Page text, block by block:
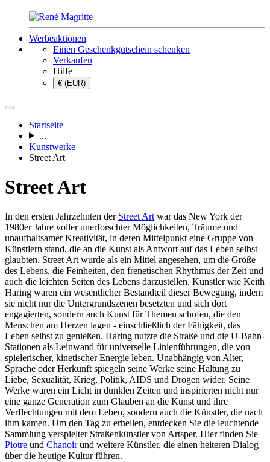
Werbeaktionen
Einen Geschenkgutschein schenken
Verkaufen
Hilfe
€ (EUR)
Startseite
...
Kunstwerke
Street Art
Street Art
In den ersten Jahrzehnten der Street Artwar das New York der
1980er Jahre voller unerforschter Möglichkeiten, Träume und
unaufhaltsamer Kreativität, in deren Mittelpunkt eine Gruppe von
Künstlern stand, die an die Kunst als Antwort auf das Leben selbst
glaubten. Street Art wurde als ein Mittel angesehen, um die Größe
des Lebens, die Feinheiten, den frenetischen Rhythmus der Zeit und
auch die leichten Seiten des Lebens darzustellen. Künstler wie Keith
Haring waren ein wesentlicher Bestandteil dieser Bewegung, indem
sie nicht nur die Untergrundszenen besetzten und sich dort
engagierten, sondern auch Kunst für Themen schufen, die den
Menschen am Herzen lagen - einschließlich der Fähigkeit, das
Leben selbst zu genießen. Haring nutzte die Straße und die U-Bahn-
Stationen als Leinwand für universelle Linienführungen, die von
spielerischer, kinetischer Energie leben. Unabhängig von Alter,
Sprache oder Herkunft spiegeln seine Werke seine Haltung zu
Liebe, Sexualität, Krieg, Politik, AIDS und Drogen wider. Seine
Werke waren ein Licht in dunklen Zeiten und inspirierten nicht nur
eine ganze Generation zum Glauben an die Kunst und ihre
Verflechtungen mit dem Leben, sondern auch die Künstler, die nach
ihm kamen. Um den Tag zu erhellen, entdecken Sie die leuchtende
Sammlung verspielter Straßenkünstler von Artsper. Hier finden Sie
Piotre und Chanoirund weitere Künstler, die einen heiteren Dialog
über die heutige Kultur führen.